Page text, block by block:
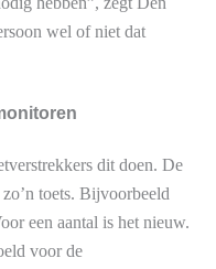
wel of niet dat
dit doen. De
toets. Bijvoorbeeld
een aantal is het nieuw.
voor de